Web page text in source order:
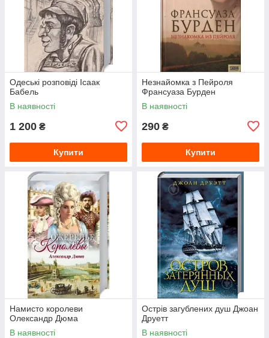
Одеські розповіді Ісаак
Бабель
В наявності
1 200 ₴
Купити
Незнайомка з Пейроля
Франсуаза Бурден
В наявності
290 ₴
Купити
Намисто королеви
Олександр Дюма
В наявності
Острів загублених душ Джоан
Друетт
В наявності